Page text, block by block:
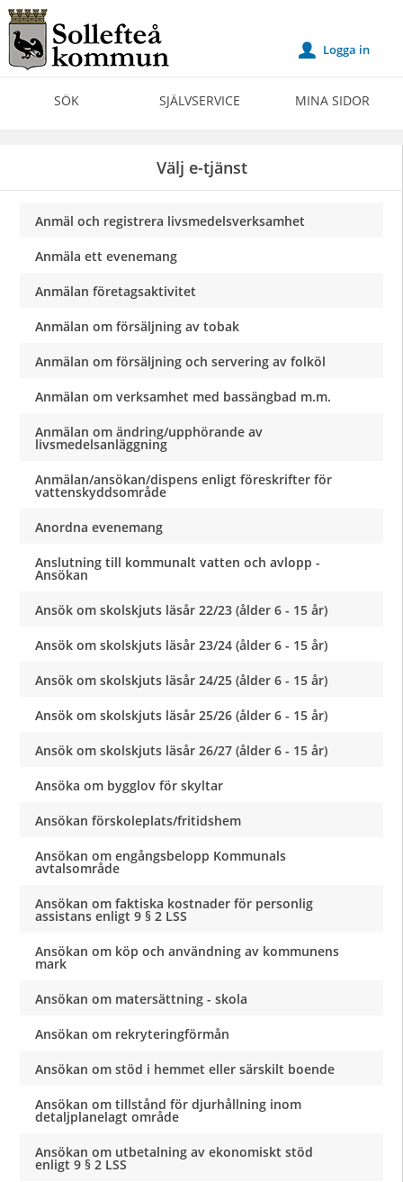
Välkommen
till
Självservice
Sollefteå
SÖK SJÄLVSERVICE MINA SIDOR
u Logga in
Välj e-tjänst
Anmäl och registrera livsmedelsverksamhet
Anmäla ett evenemang
Anmälan företagsaktivitet
Anmälan om försäljning av tobak
Anmälan om försäljning och servering av folköl
Anmälan om verksamhet med bassängbad m.m.
Anmälan om ändring/upphörande av
livsmedelsanläggning
Anmälan/ansökan/dispens enligt föreskrifter för
vattenskyddsområde
Anordna evenemang
Anslutning till kommunalt vatten och avlopp -
Ansökan
Ansök om skolskjuts läsår 22/23 (ålder 6 - 15 år)
Ansök om skolskjuts läsår 23/24 (ålder 6 - 15 år)
Ansök om skolskjuts läsår 24/25 (ålder 6 - 15 år)
Ansök om skolskjuts läsår 25/26 (ålder 6 - 15 år)
Ansök om skolskjuts läsår 26/27 (ålder 6 - 15 år)
Ansöka om bygglov för skyltar
Ansökan förskoleplats/fritidshem
Ansökan om engångsbelopp Kommunals
avtalsområde
Ansökan om faktiska kostnader för personlig
assistans enligt 9 § 2 LSS
Ansökan om köp och användning av kommunens
mark
Ansökan om matersättning - skola
Ansökan om rekryteringförmån
Ansökan om stöd i hemmet eller särskilt boende
Ansökan om tillstånd för djurhållning inom
detaljplanelagt område
Ansökan om utbetalning av ekonomiskt stöd
enligt 9 § 2 LSS